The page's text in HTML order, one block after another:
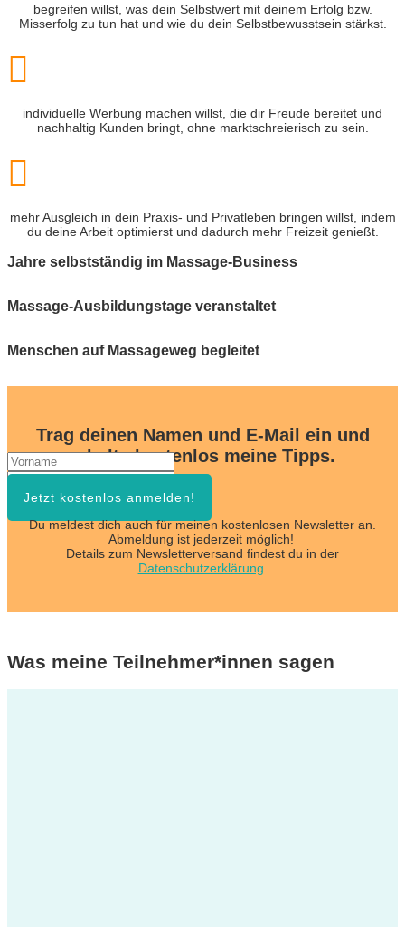
begreifen willst, was dein Selbstwert mit deinem Erfolg bzw.
Misserfolg zu tun hat und wie du dein Selbstbewusstsein stärkst.

individuelle Werbung machen willst, die dir Freude bereitet und
nachhaltig Kunden bringt, ohne marktschreierisch zu sein.

mehr Ausgleich in dein Praxis- und Privatleben bringen willst, indem
du deine Arbeit optimierst und dadurch mehr Freizeit genießt.
Jahre selbstständig im Massage-Business
Massage-Ausbildungstage veranstaltet
Menschen auf Massageweg begleitet
Trag deinen Namen und E-Mail ein und
erhalte kostenlos meine Tipps.
Jetzt kostenlos anmelden!
Du meldest dich auch für meinen kostenlosen Newsletter an.
Abmeldung ist jederzeit möglich!
Details zum Newsletterversand findest du in der
Datenschutzerklärung
Was meine Teilnehmer*innen sagen